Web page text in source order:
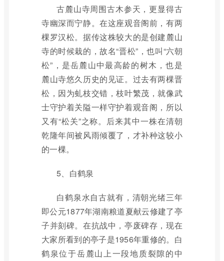
古麓山寺周围古木参天，更显得古
寺幽深而宁静。在这座观音阁前，有两
棵罗汉松。据传这株较大的是创建麓山
寺的时候栽的，故名“晋松”，也叫“六朝
松”，是岳麓山中最高龄的树木，也是
麓山寺悠久历史的见证。过去有两棵晋
松，因为虬枝交错，枝叶繁茂，就像武
士守护着关隘一样守护着观音阁，所以
又有“松关”之称。后来其中一株在清朝
乾隆年间被风雨倾覆了，才补种这较小
的一棵。
5、白鹤泉
白鹤泉水自古就有，清朝光绪三年
即公元1877年湖南粮道夏献云修建了亭
子并刻碑。在抗战中，亭废碑存，现在
大家所看到的亭子是1956年重修的。白
鹤泉位于岳麓山上一段地质裂隙的中